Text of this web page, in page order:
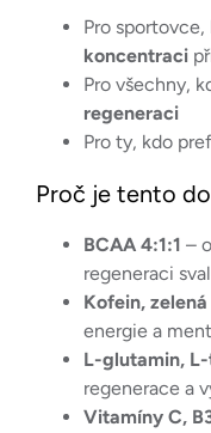
Pro
koncentraci
Pro všechny,
regeneraci
Pro ty, kdo
Proč je tento
BCAA 4:1:1 –
regeneraci
Kofein,
energie a
L-glutamin,
regenerace a
Vitamíny C,